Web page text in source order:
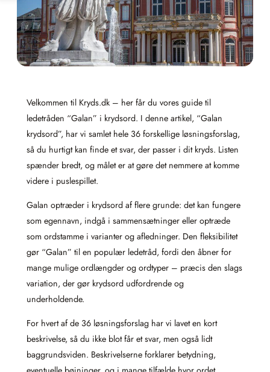
Velkommen til Kryds.dk – her får du vores guide til
ledetråden “Galan” i krydsord. I denne artikel, “Galan
krydsord”, har vi samlet hele 36 forskellige løsningsforslag,
så du hurtigt kan finde et svar, der passer i dit kryds. Listen
spænder bredt, og målet er at gøre det nemmere at komme
videre i puslespillet.
Galan optræder i krydsord af flere grunde: det kan fungere
som egennavn, indgå i sammensætninger eller optræde
som ordstamme i varianter og afledninger. Den fleksibilitet
gør “Galan” til en populær ledetråd, fordi den åbner for
mange mulige ordlængder og ordtyper – præcis den slags
variation, der gør krydsord udfordrende og
underholdende.
For hvert af de 36 løsningsforslag har vi lavet en kort
beskrivelse, så du ikke blot får et svar, men også lidt
baggrundsviden. Beskrivelserne forklarer betydning,